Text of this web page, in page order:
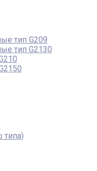
тип G209
тип G2130
типа)